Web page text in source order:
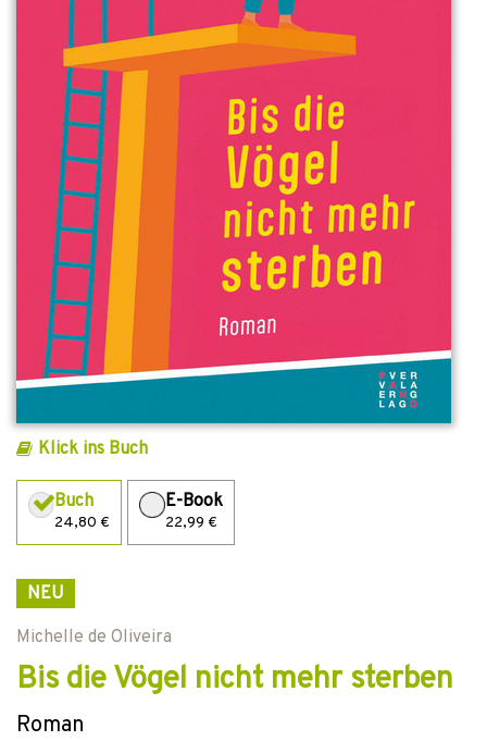
Klick ins Buch
Buch
24,80 €
E-Book
22,99 €
NEU
Michelle de Oliveira
Bis die Vögel nicht mehr sterben
Roman